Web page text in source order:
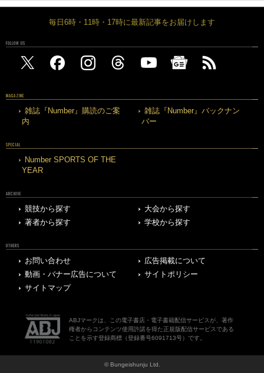
毎日6時・11時・17時に最新記事をお届けします
FOLLOW US
MAGAZINE
雑誌『Number』購読のご案
内
雑誌『Number』バックナン
バー
SPECIAL
Number SPORTS OF THE
YEAR
ARCHIVE
競技から探す
大会から探す
著者から探す
学校から探す
OTHERS
お問い合わせ
広告掲載について
動画・バナー広告について
サイトポリシー
サイトマップ
ABJマークは、この電子書店・電子書籍配信サービスが、著作
権者からコンテンツ使用許諾を得た正規版配信サービスである
ことを示す登録商標（登録番号6091713号）です。
© Bungeishunju Ltd.